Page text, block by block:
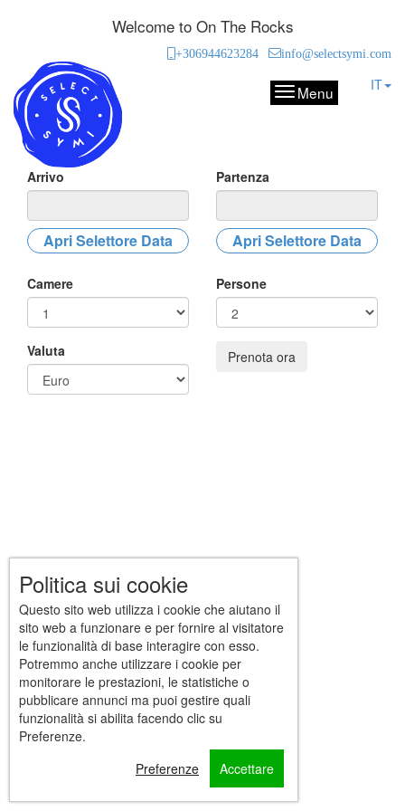
Welcome to On The Rocks
+306944623284 info@selectsymi.com
IT
Menu
Arrivo
Apri Selettore Data
Partenza
Apri Selettore Data
Camere Persone
Valuta Prenota ora
Politica sui cookie
Questo sito web utilizza i cookie che aiutano il
sito web a funzionare e per fornire al visitatore
le funzionalità di base interagire con esso.
Potremmo anche utilizzare i cookie per
monitorare le prestazioni, le statistiche o
pubblicare annunci ma puoi gestire quali
funzionalità si abilita facendo clic su
Preferenze.
Preferenze
Accettare